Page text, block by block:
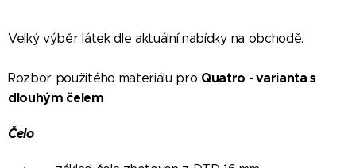
Velký výběr látek dle aktuální nabídky na obchodě.
Rozbor použitého materiálu pro Quatro -varianta s
dlouhým čelem
Čelo